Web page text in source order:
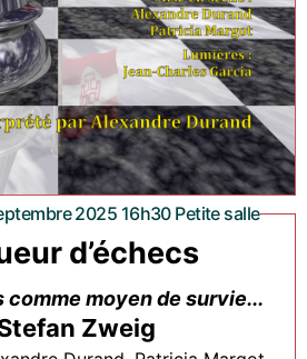
2025 16h30 Petite salle
d’échecs
comme moyen de survie...
Zweig